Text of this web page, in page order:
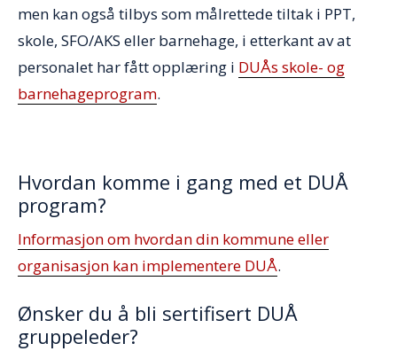
men kan også tilbys som målrettede tiltak i PPT,
skole, SFO/AKS eller barnehage, i etterkant av at
personalet har fått opplæring i DUÅs skole-­ og
barnehageprogram.
Hvordan komme i gang med et DUÅ
program?
Informasjon om hvordan din kommune eller
organisasjon kan implementere DUÅ.
Ønsker du å bli sertifisert DUÅ
gruppeleder?